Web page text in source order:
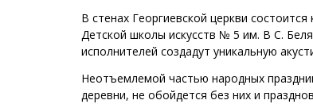
В стенах Георгиевской церкви
Детской школы искусств № 5 им. В С.
исполнителей создадут уникальную
Неотъемлемой частью народных
деревни, не обойдется без них и